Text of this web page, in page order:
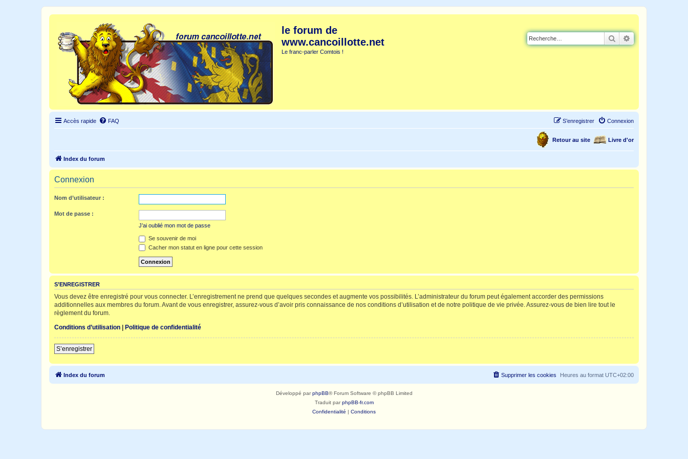
le forum de
www.cancoillotte.net
Le franc-parler Comtois !
Rechercher
Accès rapide FAQ Connexion
S’enregistrer
Livre d'or
Retour au site
Index du forum
Connexion
Nom d’utilisateur :
Mot de passe :
J’ai oublié mon mot de passe
Se souvenir de moi
Cacher mon statut en ligne pour cette session
S’ENREGISTRER
Vous devez être enregistré pour vous connecter. L’enregistrement ne prend que quelques secondes et augmente vos possibilités. L’administrateur du forum peut également accorder des permissions
additionnelles aux membres du forum. Avant de vous enregistrer, assurez-vous d’avoir pris connaissance de nos conditions d’utilisation et de notre politique de vie privée. Assurez-vous de bien lire tout le
règlement du forum.
Conditions d’utilisation | Politique de confidentialité
S’enregistrer
Index du forum Heures au format UTC+02:00
Supprimer les cookies
Développé parphpBB® Forum Software © phpBB Limited
Traduit parphpBB-fr.com
Confidentialité | Conditions